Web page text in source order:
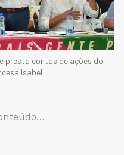
presta contas de ações do
Isabel